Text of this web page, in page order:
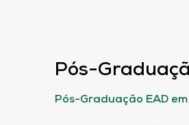
Pós-
Pós-Graduação EAD